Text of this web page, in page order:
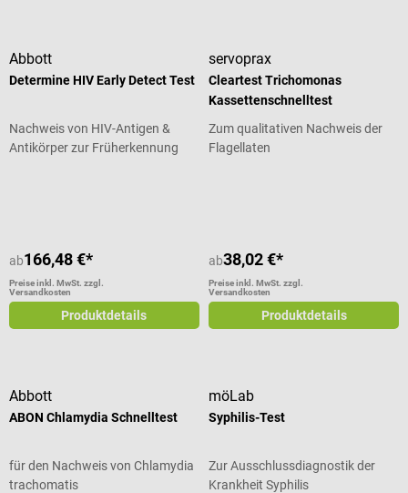
Abbott
Determine HIV Early Detect Test
Nachweis von HIV-Antigen &
Antikörper zur Früherkennung
ab166,48 €*
Preise inkl. MwSt. zzgl.
Versandkosten
Produktdetails
servoprax
Cleartest Trichomonas
Kassettenschnelltest
Zum qualitativen Nachweis der
Flagellaten
ab38,02 €*
Preise inkl. MwSt. zzgl.
Versandkosten
Produktdetails
Abbott
ABON Chlamydia Schnelltest
für den Nachweis von Chlamydia
trachomatis
möLab
Syphilis-Test
Zur Ausschlussdiagnostik der
Krankheit Syphilis